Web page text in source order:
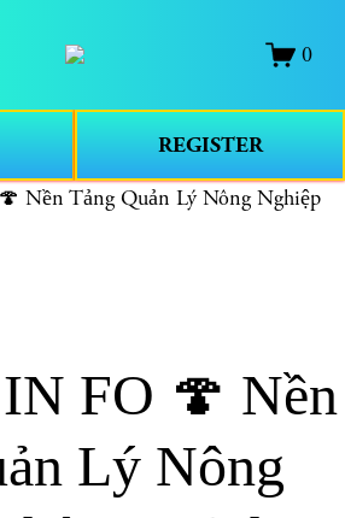
0
REGISTER
Nền Tảng Quản Lý Nông Nghiệp
FO 🍄 Nền
Lý Nông